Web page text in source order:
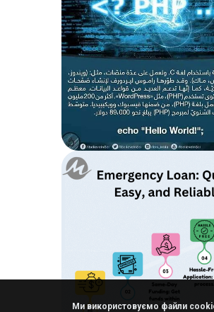
Ми використовуємо файли